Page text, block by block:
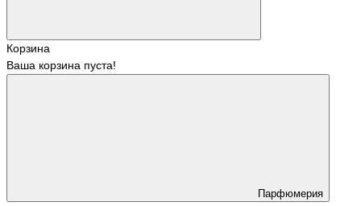
Корзина
Ваша корзина пуста!
Парфюмерия